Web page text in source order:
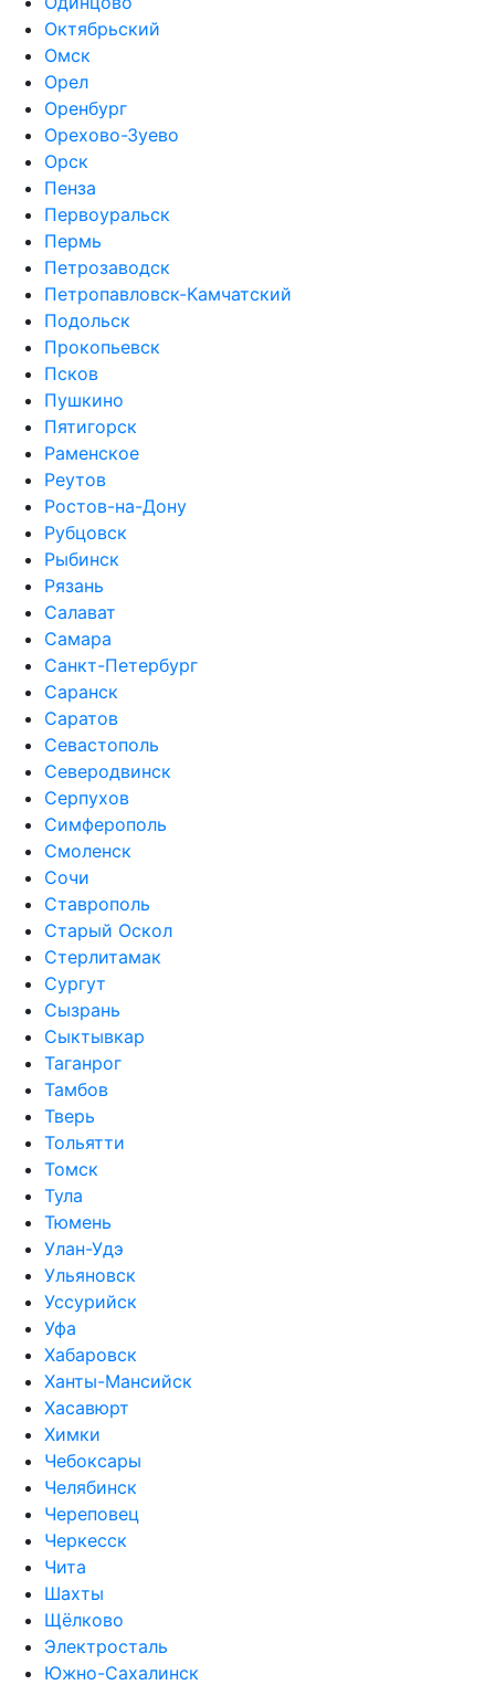
Октябрьский
Омск
Орел
Оренбург
Орехово-Зуево
Орск
Пенза
Первоуральск
Пермь
Петрозаводск
Петропавловск-Камчатский
Подольск
Прокопьевск
Псков
Пушкино
Пятигорск
Раменское
Реутов
Ростов-на-Дону
Рубцовск
Рыбинск
Рязань
Салават
Самара
Санкт-Петербург
Саранск
Саратов
Севастополь
Северодвинск
Серпухов
Симферополь
Смоленск
Сочи
Ставрополь
Старый Оскол
Стерлитамак
Сургут
Сызрань
Сыктывкар
Таганрог
Тамбов
Тверь
Тольятти
Томск
Тула
Тюмень
Улан-Удэ
Ульяновск
Уссурийск
Уфа
Хабаровск
Ханты-Мансийск
Хасавюрт
Химки
Чебоксары
Челябинск
Череповец
Черкесск
Чита
Шахты
Щёлково
Электросталь
Южно-Сахалинск